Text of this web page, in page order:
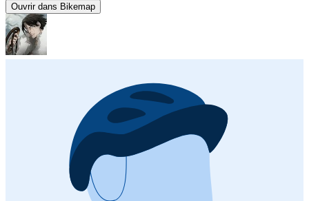
Ouvrir dans Bikemap